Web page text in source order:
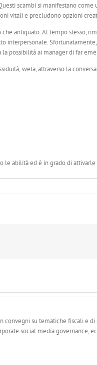
scambi si manifestano
vitali e precludono opzioni
antiquato. Al tempo stesso,
interpersonale.
possibilità ai manager di far
svela, attraverso la
le abilità ed è in grado di
su tematiche fiscali e
social media governance,